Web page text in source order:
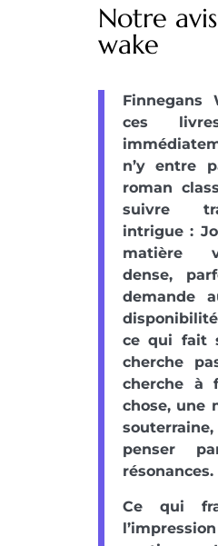
Notre
wake
ces
n’y entre
roman
suivre
intrigue :
matière
dense,
demande
ce qui fait
cherche
cherche à
chose, une
penser
résonances.
Ce qui